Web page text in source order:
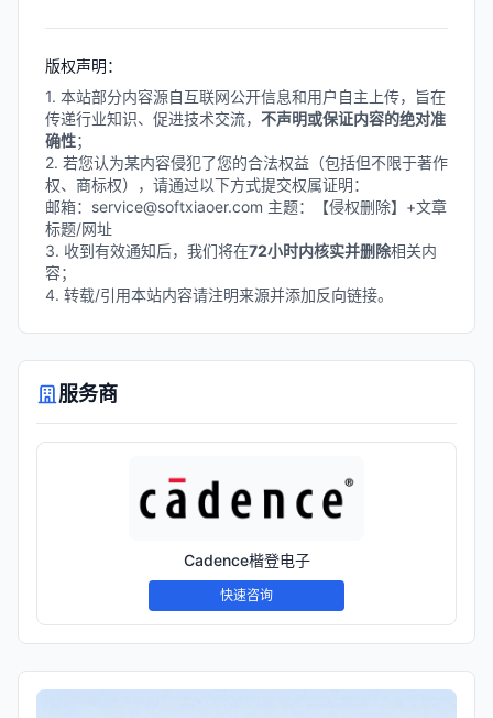
心工具。
版权声明：
1. 本站部分内容源自互联网公开信息和用户自主上传，旨在
传递行业知识、促进技术交流， 不声明或保证内容的绝对准
确性；
2. 若您认为某内容侵犯了您的合法权益（包括但不限于著作
权、商标权），请通过以下方式提交权属证明：
邮箱：service@softxiaoer.com 主题：【侵权删除】+文章
标题/网址
3. 收到有效通知后，我们将在72小时内核实并删除相关内
容；
4. 转载/引用本站内容请注明来源并添加反向链接。
服务商
Cadence楷登电子
快速咨询